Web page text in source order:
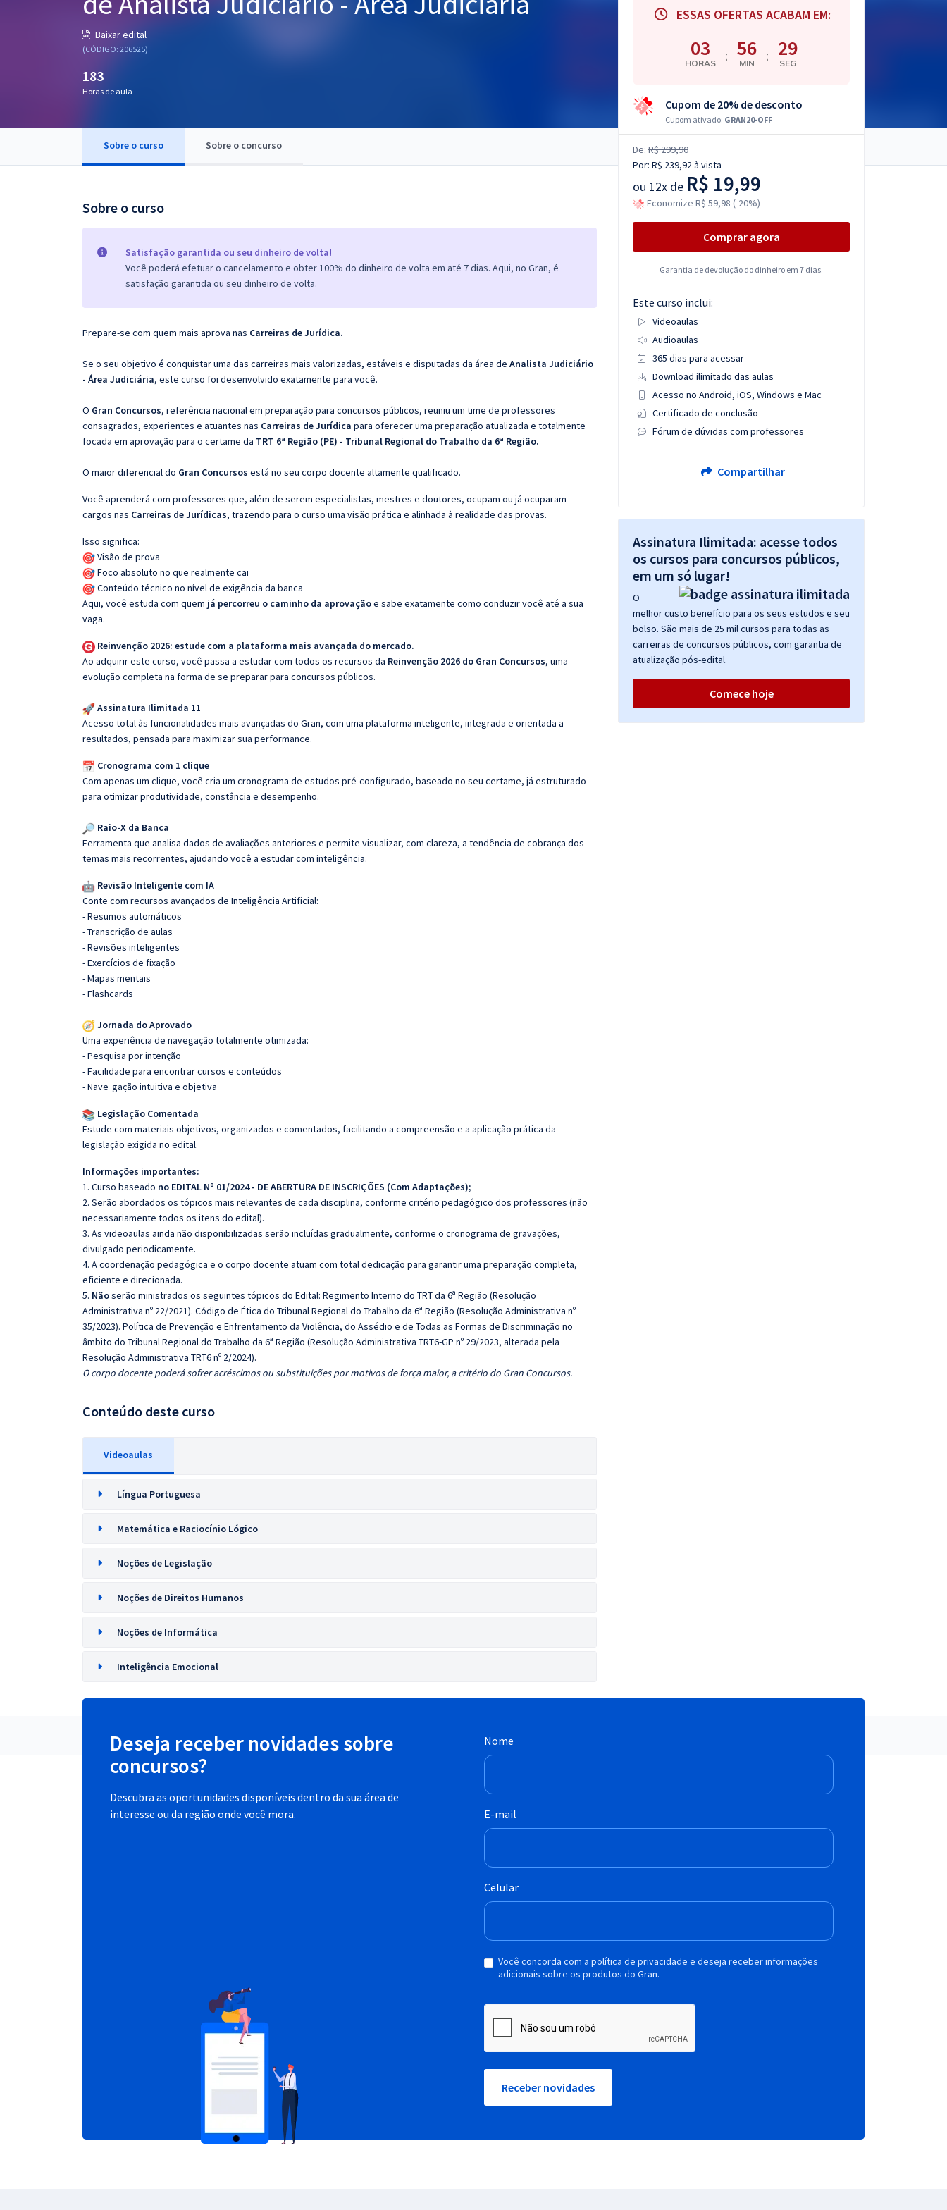
Baixar edital
(CÓDIGO: 206525)
183
Horas de aula
Sobre o curso Sobre o concurso
Sobre o curso
Satisfação garantida ou seu dinheiro de volta!
Você poderá efetuar o cancelamento e obter 100% do dinheiro de volta em até 7 dias. Aqui, no Gran, é
satisfação garantida ou seu dinheiro de volta.
Prepare-se com quem mais aprova nas Carreiras de Jurídica.
Se o seu objetivo é conquistar uma das carreiras mais valorizadas, estáveis e disputadas da área de Analista Judiciário
- Área Judiciária, este curso foi desenvolvido exatamente para você.
O Gran Concursos, referência nacional em preparação para concursos públicos, reuniu um time de professores
consagrados, experientes e atuantes nas Carreiras de Jurídica para oferecer uma preparação atualizada e totalmente
focada em aprovação para o certame da TRT 6ª Região (PE) - Tribunal Regional do Trabalho da 6ª Região.
O maior diferencial do Gran Concursos está no seu corpo docente altamente qualificado.
Você aprenderá com professores que, além de serem especialistas, mestres e doutores, ocupam ou já ocuparam
cargos nas Carreiras de Jurídicas, trazendo para o curso uma visão prática e alinhada à realidade das provas.
Isso significa:
Visão de prova
Foco absoluto no que realmente cai
Conteúdo técnico no nível de exigência da banca
Aqui, você estuda com quem já percorreu o caminho da aprovaçãoe sabe exatamente como conduzir você até a sua
vaga.
Reinvenção 2026: estude com a plataforma mais avançada do mercado.
Ao adquirir este curso, você passa a estudar com todos os recursos da Reinvenção 2026 do Gran Concursos, uma
evolução completa na forma de se preparar para concursos públicos.
Assinatura Ilimitada 11
Acesso total às funcionalidades mais avançadas do Gran, com uma plataforma inteligente, integrada e orientada a
resultados, pensada para maximizar sua performance.
Cronograma com 1 clique
Com apenas um clique, você cria um cronograma de estudos pré-configurado, baseado no seu certame, já estruturado
para otimizar produtividade, constância e desempenho.
Raio-X da Banca
Ferramenta que analisa dados de avaliações anteriores e permite visualizar, com clareza, a tendência de cobrança dos
temas mais recorrentes, ajudando você a estudar com inteligência.
Revisão Inteligente com IA
Conte com recursos avançados de Inteligência Artificial:
- Resumos automáticos
- Transcrição de aulas
- Revisões inteligentes
- Exercícios de fixação
- Mapas mentais
- Flashcards
Jornada do Aprovado
Uma experiência de navegação totalmente otimizada:
- Pesquisa por intenção
- Facilidade para encontrar cursos e conteúdos
- Nave gação intuitiva e objetiva
Legislação Comentada
Estude com materiais objetivos, organizados e comentados, facilitando a compreensão e a aplicação prática da
legislação exigida no edital.
Informações importantes:
1. Curso baseado no EDITAL Nº 01/2024 - DE ABERTURA DE INSCRIÇÕES (Com Adaptações);
2. Serão abordados os tópicos mais relevantes de cada disciplina, conforme critério pedagógico dos professores (não
necessariamente todos os itens do edital).
3. As videoaulas ainda não disponibilizadas serão incluídas gradualmente, conforme o cronograma de gravações,
divulgado periodicamente.
4. A coordenação pedagógica e o corpo docente atuam com total dedicação para garantir uma preparação completa,
eficiente e direcionada.
5. Nãoserão ministrados os seguintes tópicos do Edital: Regimento Interno do TRT da 6ª Região (Resolução
Administrativa nº 22/2021). Código de Ética do Tribunal Regional do Trabalho da 6ª Região (Resolução Administrativa nº
35/2023). Política de Prevenção e Enfrentamento da Violência, do Assédio e de Todas as Formas de Discriminação no
âmbito do Tribunal Regional do Trabalho da 6ª Região (Resolução Administrativa TRT6-GP nº 29/2023, alterada pela
Resolução Administrativa TRT6 nº 2/2024).
O corpo docente poderá sofrer acréscimos ou substituições por motivos de força maior, a critério do Gran Concursos.
Conteúdo deste curso
Videoaulas
Língua Portuguesa
Matemática e Raciocínio Lógico
Noções de Legislação
Noções de Direitos Humanos
Noções de Informática
Inteligência Emocional
ESSAS OFERTAS ACABAM EM:
03
HORAS : 56
MIN : 28
SEG
Cupom de 20% de desconto
Cupom ativado: GRAN20-OFF
De: R$ 299,90
Por: R$ 239,92à vista
ou 12x de R$ 19,99
Economize R$ 59,98 (-20%)
Comprar agora
Garantia de devolução do dinheiro em 7 dias.
Este curso inclui:
Videoaulas
Audioaulas
365 dias para acessar
Download ilimitado das aulas
Acesso no Android, iOS, Windows e Mac
Certificado de conclusão
Fórum de dúvidas com professores
Compartilhar
Assinatura Ilimitada: acesse todos
os cursos para concursos públicos,
em um só lugar!
O
melhor custo benefício para os seus estudos e seu
bolso. São mais de 25 mil cursos para todas as
carreiras de concursos públicos, com garantia de
atualização pós-edital.
Comece hoje
Deseja receber novidades sobre
concursos?
Descubra as oportunidades disponíveis dentro da sua área de
interesse ou da região onde você mora.
Nome
E-mail
Celular
Você concorda com a política de privacidade e deseja receber informações
adicionais sobre os produtos do Gran.
Receber novidades